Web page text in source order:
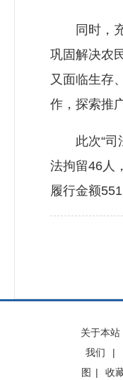
同时，充
巩固解决农
又面临生存
作，探索推
此次“司法
法拘留46人
履行金额
关于本站
我们
|
图 | 收